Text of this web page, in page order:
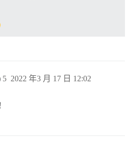
2022 年3 月 17 日 12:02
5